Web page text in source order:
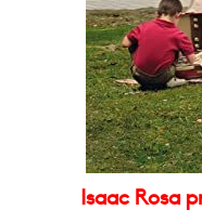
Isaac Rosa